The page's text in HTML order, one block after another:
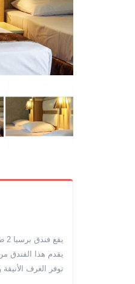
يقع فندق برسيا 2 طهران ذو الـ 3 نجوم في بداية شارع وليعصر، بالقرب من محطة قطار طهران السكك الحديدية.
يقدم هذا الفندق من 5 طوابق للضيوف مجموعة واسعة من وسائل الراحة مثل الإنترنت وخدمة سيارات الأجرة وخدمة
توفر الغرف الأنيقة